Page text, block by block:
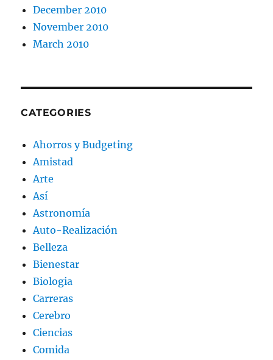
December 2010
November 2010
March 2010
CATEGORIES
Ahorros y Budgeting
Amistad
Arte
Así
Astronomía
Auto-Realización
Belleza
Bienestar
Biologia
Carreras
Cerebro
Ciencias
Comida